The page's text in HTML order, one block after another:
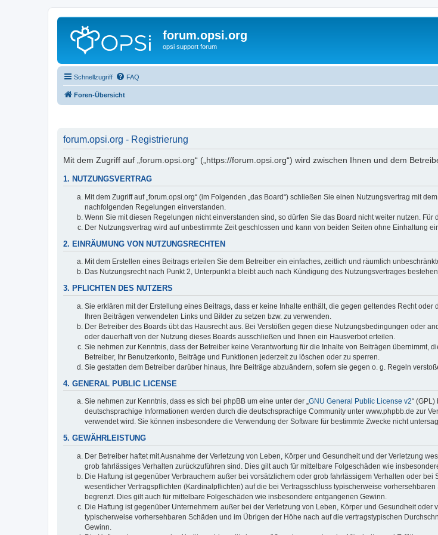
forum.opsi.org
opsi support forum
Schnellzugriff FAQ
Foren-Übersicht
forum.opsi.org - Registrierung
Mit dem Zugriff auf „forum.opsi.org“ („https://forum.opsi.org“) wird zwischen Ihnen und dem
1. NUTZUNGSVERTRAG
Mit dem Zugriff auf „forum.opsi.org“ (im Folgenden „das Board“) schließen Sie einen Nutzungsvertrag mit
nachfolgenden Regelungen einverstanden.
Wenn Sie mit diesen Regelungen nicht einverstanden sind, so dürfen Sie das Board nicht weiter nutzen.
Der Nutzungsvertrag wird auf unbestimmte Zeit geschlossen und kann von beiden Seiten ohne Einhaltung
2. EINRÄUMUNG VON NUTZUNGSRECHTEN
Mit dem Erstellen eines Beitrags erteilen Sie dem Betreiber ein einfaches, zeitlich und räumlich
Das Nutzungsrecht nach Punkt 2, Unterpunkt a bleibt auch nach Kündigung des Nutzungsvertrages
3. PFLICHTEN DES NUTZERS
Sie erklären mit der Erstellung eines Beitrags, dass er keine Inhalte enthält, die gegen geltendes Recht
Ihren Beiträgen verwendeten Links und Bilder zu setzen bzw. zu verwenden.
Der Betreiber des Boards übt das Hausrecht aus. Bei Verstößen gegen diese Nutzungsbedingungen oder
oder dauerhaft von der Nutzung dieses Boards ausschließen und Ihnen ein Hausverbot erteilen.
Sie nehmen zur Kenntnis, dass der Betreiber keine Verantwortung für die Inhalte von Beiträgen übernimmt,
Betreiber, Ihr Benutzerkonto, Beiträge und Funktionen jederzeit zu löschen oder zu sperren.
Sie gestatten dem Betreiber darüber hinaus, Ihre Beiträge abzuändern, sofern sie gegen o. g. Regeln
4. GENERAL PUBLIC LICENSE
Sie nehmen zur Kenntnis, dass es sich bei phpBB um eine unter der „GNU General Public License v2“
deutschsprachige Informationen werden durch die deutschsprachige Community unter www.phpbb.de zur
verwendet wird. Sie können insbesondere die Verwendung der Software für bestimmte Zwecke nicht
5. GEWÄHRLEISTUNG
Der Betreiber haftet mit Ausnahme der Verletzung von Leben, Körper und Gesundheit und der Verletzung
grob fahrlässiges Verhalten zurückzuführen sind. Dies gilt auch für mittelbare Folgeschäden wie
Die Haftung ist gegenüber Verbrauchern außer bei vorsätzlichem oder grob fahrlässigem Verhalten oder
wesentlicher Vertragspflichten (Kardinalpflichten) auf die bei Vertragsschluss typischerweise
begrenzt. Dies gilt auch für mittelbare Folgeschäden wie insbesondere entgangenen Gewinn.
Die Haftung ist gegenüber Unternehmern außer bei der Verletzung von Leben, Körper und Gesundheit
typischerweise vorhersehbaren Schäden und im Übrigen der Höhe nach auf die vertragstypischen
Gewinn.